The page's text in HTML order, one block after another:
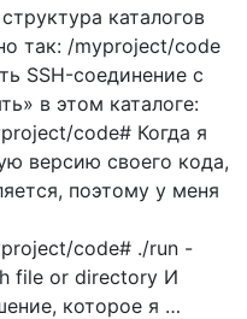
каталогов
так: /myproject/code
SSH-соединение с
в этом каталоге:
code# Когда я
версию своего кода,
поэтому у меня
code# ./run -
file or directory И
которое я …